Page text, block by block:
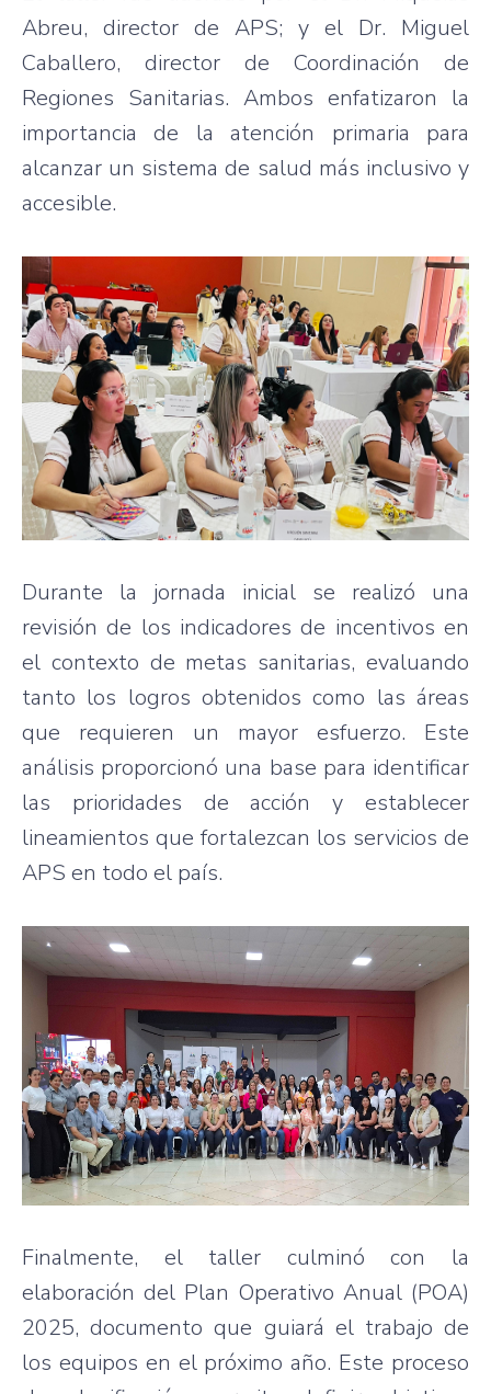
Abreu, director de APS; y el Dr. Miguel
Caballero, director de Coordinación de
Regiones Sanitarias. Ambos enfatizaron la
importancia de la atención primaria para
alcanzar un sistema de salud más inclusivo y
accesible.
Durante la jornada inicial se realizó una
revisión de los indicadores de incentivos en
el contexto de metas sanitarias, evaluando
tanto los logros obtenidos como las áreas
que requieren un mayor esfuerzo. Este
análisis proporcionó una base para identificar
las prioridades de acción y establecer
lineamientos que fortalezcan los servicios de
APS en todo el país.
Finalmente, el taller culminó con la
elaboración del Plan Operativo Anual (POA)
2025, documento que guiará el trabajo de
los equipos en el próximo año. Este proceso